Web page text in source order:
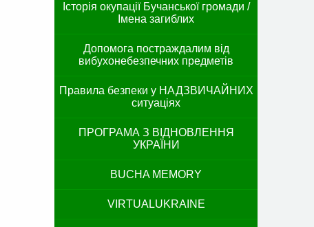
Історія окупації Бучанської громади /
Імена загиблих
Допомога постраждалим від
вибухонебезпечних предметів
Правила безпеки у НАДЗВИЧАЙНИХ
ситуаціях
ПРОГРАМА З ВІДНОВЛЕННЯ
УКРАЇНИ
BUCHA MEMORY
VIRTUALUKRAINE